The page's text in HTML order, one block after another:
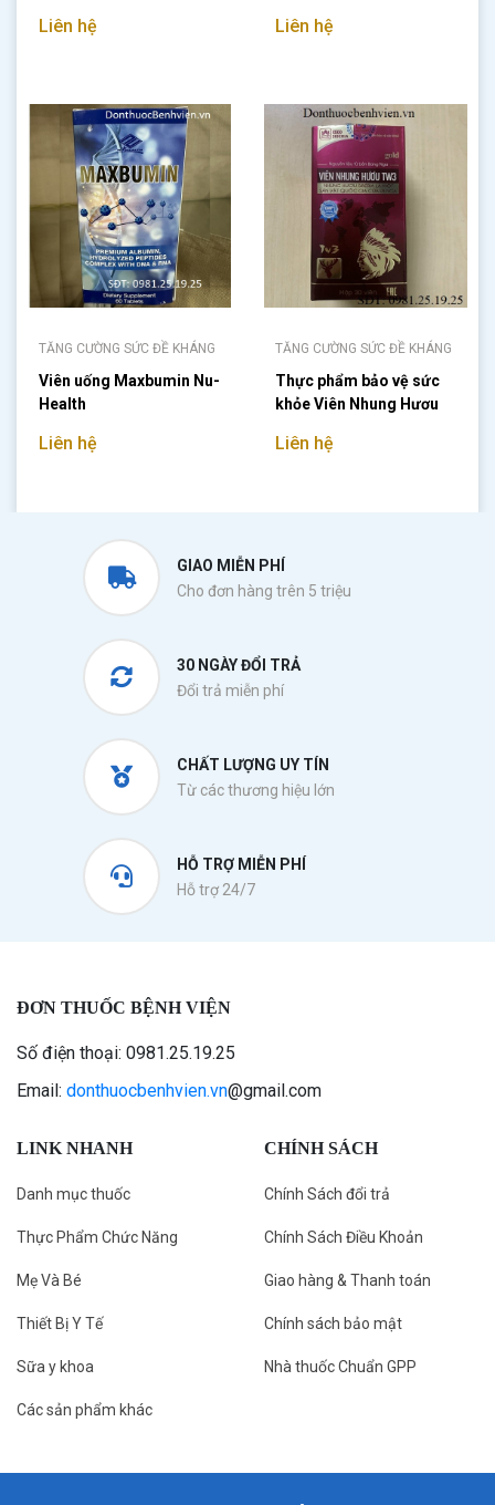
Liên hệ Liên hệ
TĂNG CƯỜNG SỨC ĐỀ KHÁNG
Viên uống Maxbumin Nu-
Health
Liên hệ
TĂNG CƯỜNG SỨC ĐỀ KHÁNG
Thực phẩm bảo vệ sức
khỏe Viên Nhung Hươu
Liên hệ
GIAO MIỄN PHÍ
Cho đơn hàng trên 5 triệu
30 NGÀY ĐỔI TRẢ
Đổi trả miễn phí
CHẤT LƯỢNG UY TÍN
Từ các thương hiệu lớn
HỖ TRỢ MIỄN PHÍ
Hỗ trợ 24/7
ĐƠN THUỐC BỆNH VIỆN
Số điện thoại: 0981.25.19.25
Email: donthuocbenhvien.vn@gmail.com
LINK NHANH
Danh mục thuốc
Thực Phẩm Chức Năng
Mẹ Và Bé
Thiết Bị Y Tế
Sữa y khoa
Các sản phẩm khác
CHÍNH SÁCH
Chính Sách đổi trả
Chính Sách Điều Khoản
Giao hàng & Thanh toán
Chính sách bảo mật
Nhà thuốc Chuẩn GPP